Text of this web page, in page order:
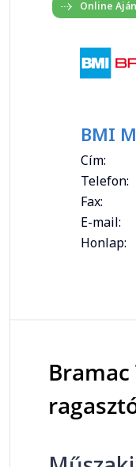
BMI
Cím:
Telefon:
Fax:
E-mail:
Honlap: